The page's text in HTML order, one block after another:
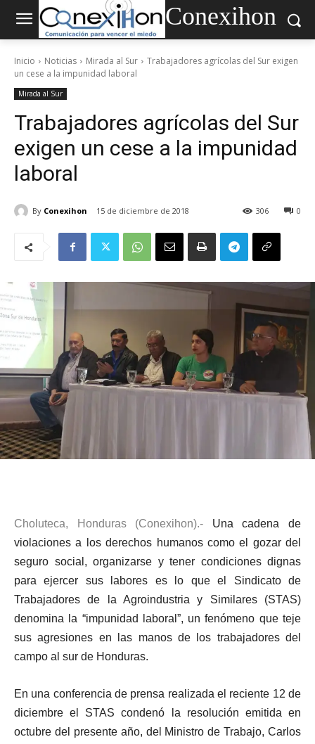
Conexihon
Inicio Noticias Mirada al Sur
Trabajadores agrícolas del Sur exigen
un cese a la impunidad laboral
Mirada al Sur
Trabajadores agrícolas del Sur
exigen un cese a la impunidad
laboral
By Conexihon 15 de diciembre de 2018 0
306
Choluteca, Honduras (Conexihon).- Una cadena de
violaciones a los derechos humanos como el gozar del
seguro social, organizarse y tener condiciones dignas
para ejercer sus labores es lo que el Sindicato de
Trabajadores de la Agroindustria y Similares (STAS)
denomina la “impunidad laboral”, un fenómeno que teje
sus agresiones en las manos de los trabajadores del
campo al sur de Honduras.
En una conferencia de prensa realizada el reciente 12 de
diciembre el STAS condenó la resolución emitida en
octubre del presente año, del Ministro de Trabajo, Carlos